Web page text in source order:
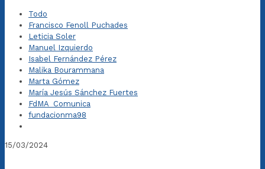
Todo
Francisco Fenoll Puchades
Leticia Soler
Manuel Izquierdo
Isabel Fernández Pérez
Malika Bourammana
Marta Gómez
María Jesús Sánchez Fuertes
FdMA_Comunica
fundacionma98
15/03/2024